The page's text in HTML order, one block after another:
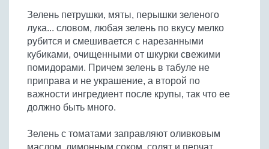
Грибы
Бобовые
Яйца
Крупы
Зелень петрушки, мяты, перышки зеленого
лука... словом, любая зелень по вкусу мелко
рубится и смешивается с нарезанными
кубиками, очищенными от шкурки свежими
помидорами. Причем зелень в табуле не
приправа и не украшение, а второй по
важности ингредиент после крупы, так что ее
должно быть много.
Зелень с томатами заправляют оливковым
маслом, лимонным соком, солят и перчат